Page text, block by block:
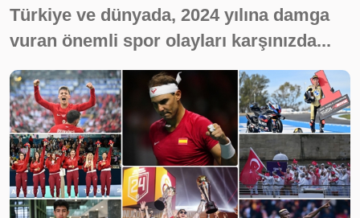
Türkiye ve dünyada, 2024 yılına damga
vuran önemli spor olayları karşınızda...